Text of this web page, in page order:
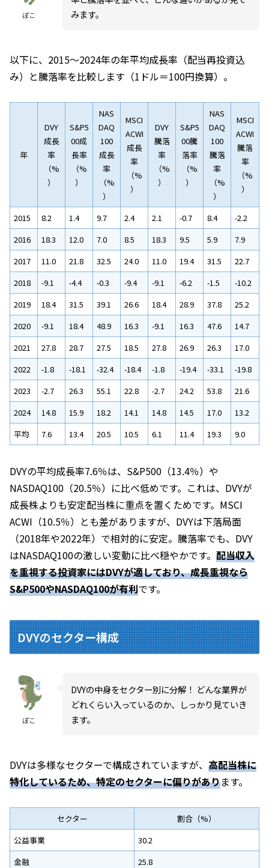
ぽこ
みます。
以下に、2015～2024年の年平均成長率（配当再投資込
み）と騰落率を比較します（1ドル＝100円換算）。
年
DVY
成長
率
（%
）
S&P5
00成
長率
（%
）
NAS
DAQ
100
成長
率
（%
）
MSCI
ACWI
成長
率
（%
）
DVY
騰落
率
（%
）
S&P5
00騰
落率
（%
）
NAS
DAQ
100
騰落
率
（%
）
MSCI
ACWI
騰落
率
（%
）
2015 8.2 1.4 9.7 2.4 2.1 -0.7 8.4
-2.2
2016
18.3 12.0 7.0 8.5 18.3 9.5 5.9
7.9
2017
11.0 21.8 32.5 24.0 11.0 19.4 31.5
22.7
2018
-9.1 -4.4 -0.3 -9.4 -9.1 -6.2 -1.5
-10.2
2019
18.4 31.5 39.1 26.6 18.4 28.9 37.8
25.2
2020
-9.1 18.4 48.9 16.3 -9.1 16.3 47.6
14.7
2021
27.8 28.7 27.5 18.5 27.8 26.9 26.3
17.0
2022
-1.8 -18.1 -32.4 -18.4 -1.8 -19.4 -33.1
-19.8
2023
-2.7 26.3 55.1 22.8 -2.7 24.2 53.8
21.6
2024
14.8 15.9 18.2 14.1 14.8 14.5 17.0
13.2
平均
7.6 13.4 20.5 10.5 6.1 11.4 19.3 9.0
DVYの平均成長率7.6％は、S&P500（13.4％）や
NASDAQ100（20.5％）に比べ低めです。これは、DVYが
成長株よりも安定配当株に重点を置くためです。MSCI
ACWI（10.5％）とも差がありますが、DVYは下落局面
（2018年や2022年）で相対的に安定。騰落率でも、DVY
はNASDAQ100の激しい変動に比べ穏やかです。 配当収入
を重視する投資家にはDVYが適しており、成長重視なら
S&P500やNASDAQ100が有利です。
DVYのセクター構成
ぽこ
DVYの中身をセクター別に分解！ どんな業界が
どれくらい入っているのか、しっかり見ていき
ます。
DVYは多様なセクターで構成されていますが、 高配当株に
特化しているため、特定のセクターに偏りがあります。
セクター
割合（%）
公益事業
30.2
金融
25.8